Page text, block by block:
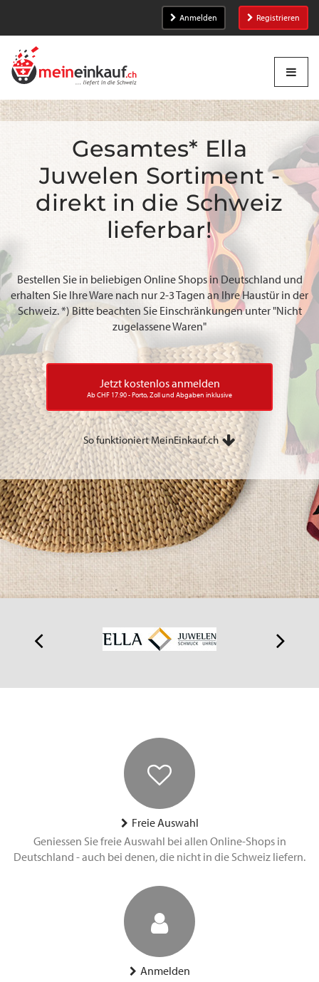
Anmelden Registrieren
Gesamtes* Ella
Juwelen Sortiment -
direkt in die Schweiz
lieferbar!
Bestellen Sie in beliebigen Online Shops in Deutschland und
erhalten Sie Ihre Ware nach nur 2-3 Tagen an Ihre Haustür in der
Schweiz. *) Bitte beachten Sie Einschränkungen unter "Nicht
zugelassene Waren"
Jetzt kostenlos anmelden
Ab CHF 17.90 - Porto, Zoll und Abgaben inklusive
So funktioniert MeinEinkauf.ch
Freie Auswahl
Geniessen Sie freie Auswahl bei allen Online-Shops in
Deutschland - auch bei denen, die nicht in die Schweiz liefern.
Anmelden